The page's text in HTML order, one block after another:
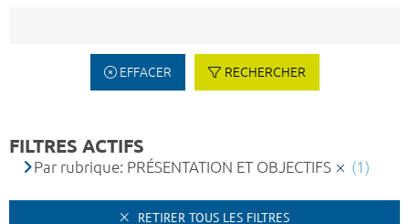
EFFACER RECHERCHER
FILTRES ACTIFS
Par rubrique: PRÉSENTATION ET OBJECTIFS (1)
RETIRER TOUS LES FILTRES